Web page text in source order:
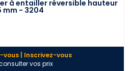
à entailler réversible hauteur
mm - 3204
vous | Inscrivez-vous
vos prix